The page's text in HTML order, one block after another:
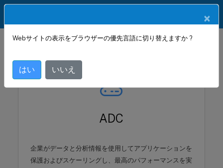
ADC
企業がデータと分析情報を使用してアプリケーションを
保護およびスケーリングし、最高のパフォーマンスを実
×
Webサイトの表示をブラウザーの優先言語に切り替えますか ?
はい いいえ